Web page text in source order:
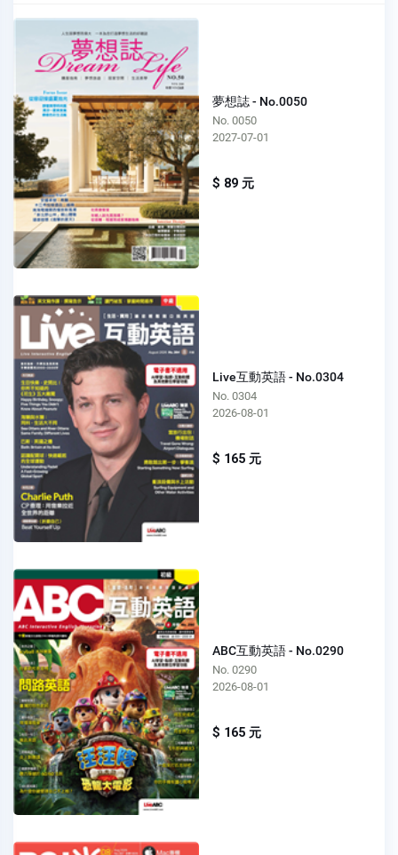
夢想誌 - No.0050
No. 0050
2027-07-01
$ 89 元
Live互動英語 - No.0304
No. 0304
2026-08-01
$ 165 元
ABC互動英語 - No.0290
No. 0290
2026-08-01
$ 165 元